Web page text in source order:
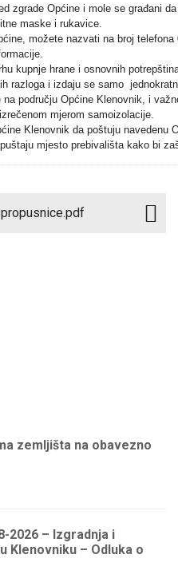
zgrade Općine i mole se građani
maske i rukavice.
možete nazvati na broj
kupnje hrane i osnovnih
razloga i izdaju se samo
području Općine Klenovnik, i
mjerom samoizolacije.
Klenovnik da poštuju navedenu
mjesto prebivališta kako bi
zemljišta na obavezno
2026 – Izgradnja i
Klenovniku – Odluka o